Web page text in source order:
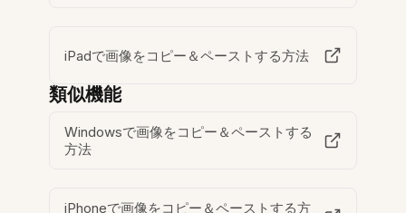
iPadで画像をコピー＆ペーストする方法
類似機能
Windowsで画像をコピー＆ペーストする
方法
iPhoneで画像をコピー＆ペーストする方